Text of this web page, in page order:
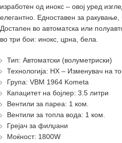
изработен од инокс – овој уред
елегантно. Едноставен за
Достапен во автоматска или
во три бои: инокс, црна, бела.
Тип: Автоматски (волуметриски)
Технологија: HX – Изменувач на
Група: VBM 1964 Kometa
Капацитет на бојлер: 3.5 литри
Вентили за пареа: 1 ком.
Вентили за топла вода: 1 ком.
Грејач за филџани
Моќност: 1800W